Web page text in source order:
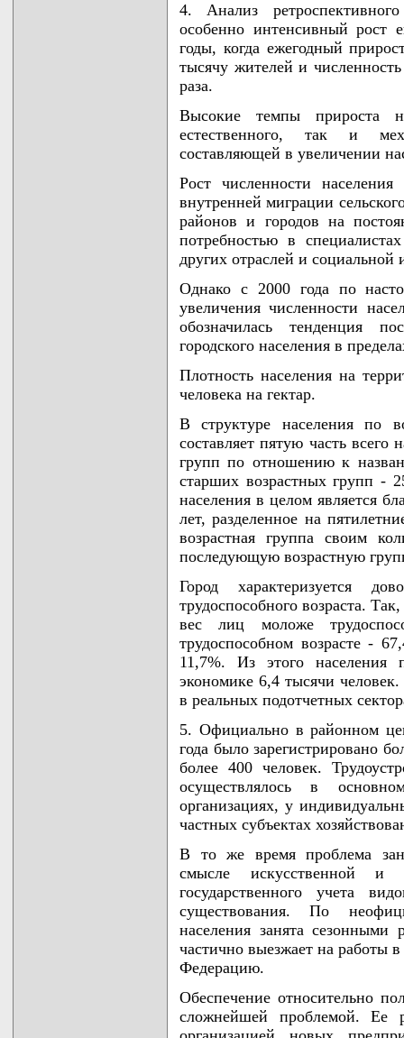
4. Анализ
особенно интенсивный рост
годы, когда ежегодный
тысячу жителей и
раза.
Высокие темпы прироста
естественного, так и
составляющей в увеличении
Рост численности населения
внутренней миграции
районов и городов на
потребностью в
других отраслей и социальной
Однако с 2000 года по
увеличения численности
обозначилась тенденция
городского населения в
Плотность населения на
человека на гектар.
В структуре населения по
составляет пятую часть
групп по отношению к
старших возрастных групп -
населения в целом является
лет, разделенное на
возрастная группа своим
последующую возрастную
Город характеризуется
трудоспособного возраста.
вес лиц моложе
трудоспособном возрасте -
11,7%. Из этого населения
экономике 6,4 тысячи
в реальных подотчетных
5. Официально в районном
года было зарегистрировано
более 400 человек.
осуществлялось в
организациях, у
частных субъектах
В то же время проблема
смысле искусственной и
государственного учета
существования. По
населения занята сезонными
частично выезжает на работы
Федерацию.
Обеспечение относительно
сложнейшей проблемой. Ее